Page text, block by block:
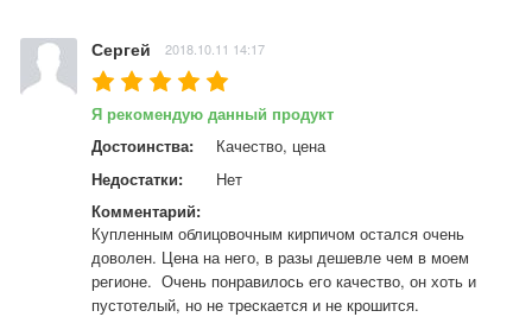
Сергей 2018.10.11 14:17
Я рекомендую данный продукт
Достоинства:
Качество, цена
Недостатки:
Нет
Комментарий:
Купленным облицовочным кирпичом остался очень
доволен. Цена на него, в разы дешевле чем в моем
регионе.  Очень понравилось его качество, он хоть и
пустотелый, но не трескается и не крошится.